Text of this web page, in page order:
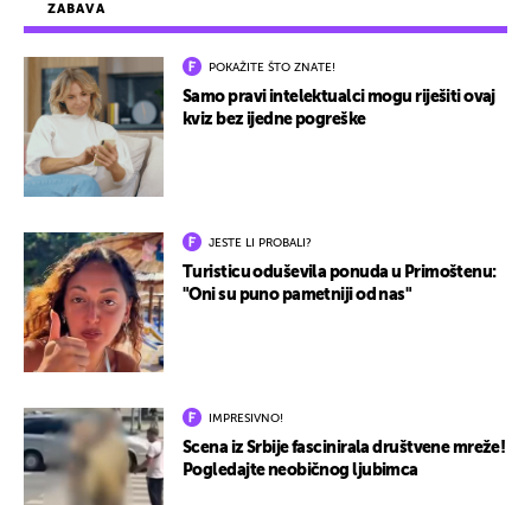
ZABAVA
POKAŽITE ŠTO ZNATE!
Samo pravi intelektualci mogu riješiti ovaj
kviz bez ijedne pogreške
JESTE LI PROBALI?
Turisticu oduševila ponuda u Primoštenu:
"Oni su puno pametniji od nas"
IMPRESIVNO!
Scena iz Srbije fascinirala društvene mreže!
Pogledajte neobičnog ljubimca